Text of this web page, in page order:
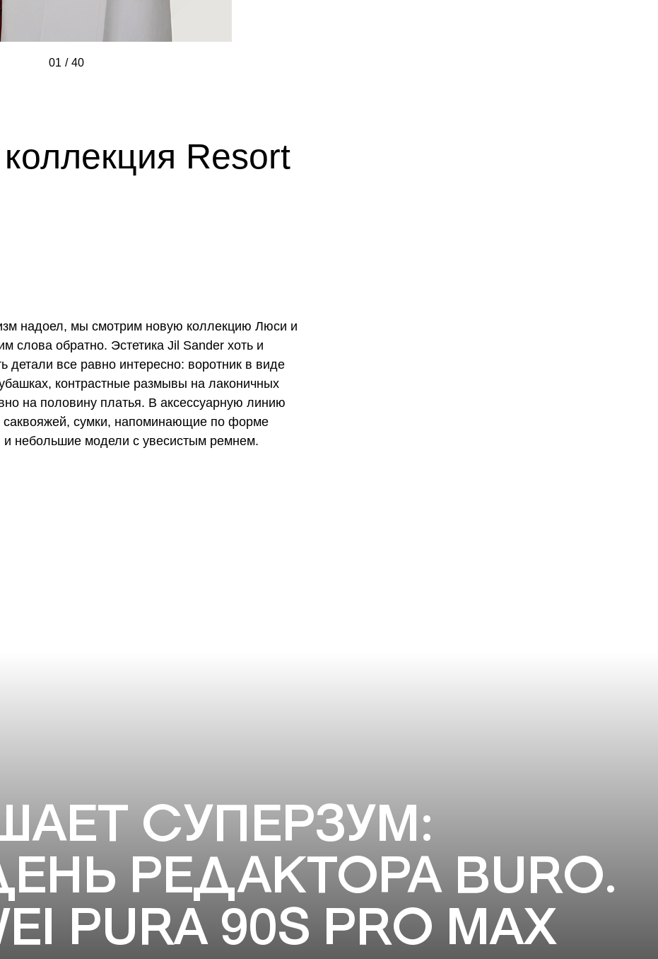
01 / 40
/////////
//////////////////////////////
Resort
надоел, мы смотрим новую коллекцию Люси и
слова обратно. Эстетика Jil Sander хоть и
детали все равно интересно: воротник в виде
контрастные размывы на лаконичных
на половину платья. В аксессуарную линию
сумки, напоминающие по форме
небольшие модели с увесистым ремнем.
СУПЕРЗУМ:
РЕДАКТОРА BURO.
PURA 90S PRO MAX